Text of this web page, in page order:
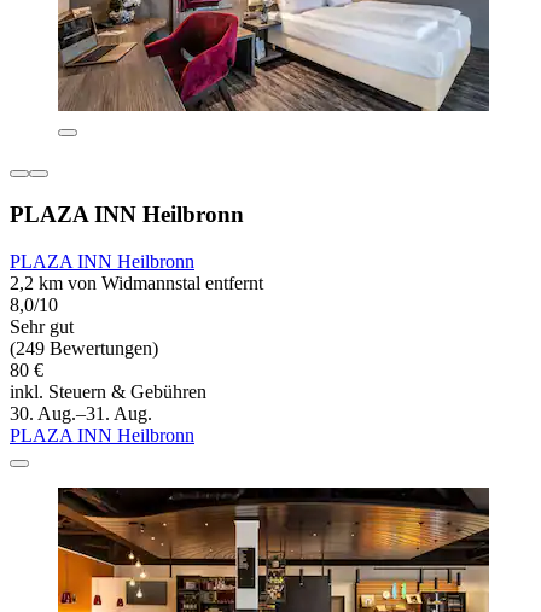
PLAZA INN Heilbronn
PLAZA INN Heilbronn
2,2 km von Widmannstal entfernt
8,0/10
Sehr gut
(249 Bewertungen)
80 €
inkl. Steuern & Gebühren
30. Aug.–31. Aug.
PLAZA INN Heilbronn